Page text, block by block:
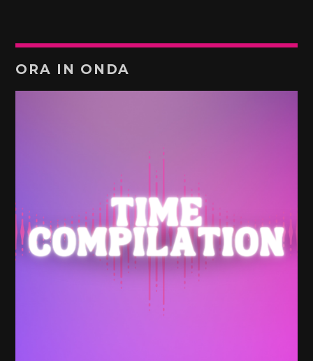
ORA IN ONDA